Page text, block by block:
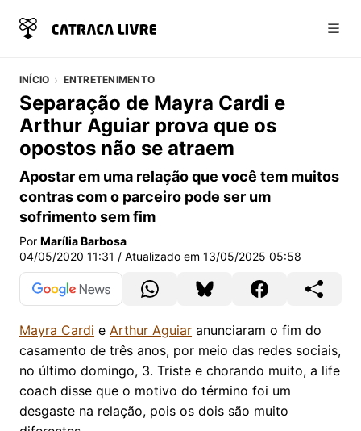
INÍCIO ENTRETENIMENTO
Separação de Mayra Cardi e
Arthur Aguiar prova que os
opostos não se atraem
Apostar em uma relação que você tem muitos
contras com o parceiro pode ser um
sofrimento sem fim
Por Marília Barbosa
04/05/2020 11:31 / Atualizado em 13/05/2025 05:58
Mayra Cardi e Arthur Aguiar anunciaram o fim do
casamento de três anos, por meio das redes sociais,
no último domingo, 3. Triste e chorando muito, a life
coach disse que o motivo do término foi um
desgaste na relação, pois os dois são muito